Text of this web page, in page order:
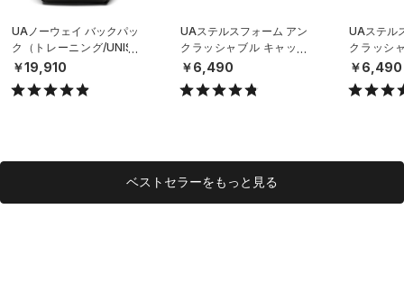
UAノーウェイ バックパッ
ク（トレーニング/UNISE
X）
￥19,910
UAステルスフォーム アン
クラッシャブル キャップ
（ライフスタイル/UNISE
X）
￥6,490
UAステル
クラッシ
（ライフ
X）
￥6,490
ベストセラーをもっと見る